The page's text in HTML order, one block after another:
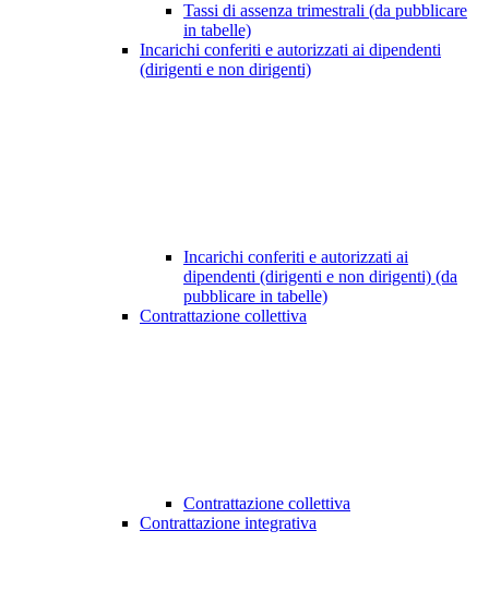
Tassi di assenza trimestrali (da pubblicare
in tabelle)
Incarichi conferiti e autorizzati ai dipendenti
(dirigenti e non dirigenti)
Incarichi conferiti e autorizzati ai
dipendenti (dirigenti e non dirigenti) (da
pubblicare in tabelle)
Contrattazione collettiva
Contrattazione collettiva
Contrattazione integrativa